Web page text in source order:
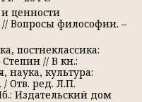
ценности
Вопросы философии. –
постнеклассика:
// В кн.:
наука, культура:
Отв. ред. Л.П.
Издательский дом